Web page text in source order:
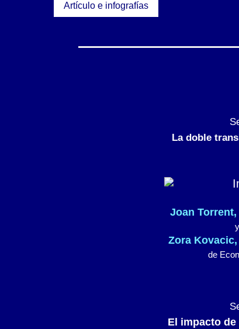
Artículo e infografías
La doble
Joan Torrent,
Zora Kovacic,
de
El impacto